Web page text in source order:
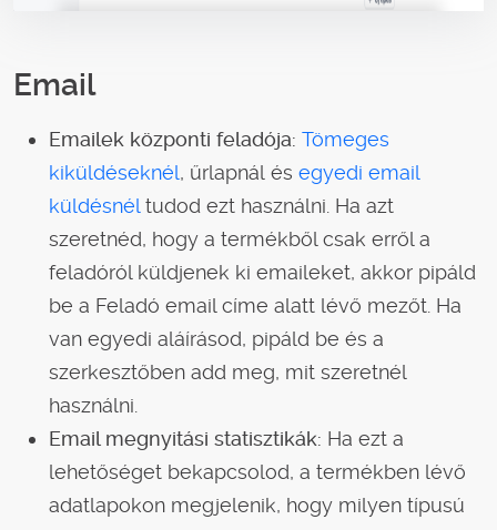
Email
Emailek központi feladója: Tömeges
kiküldéseknél, űrlapnál és egyedi email
küldésnél tudod ezt használni. Ha azt
szeretnéd, hogy a termékből csak erről a
feladóról küldjenek ki emaileket, akkor pipáld
be a Feladó email címe alatt lévő mezőt. Ha
van egyedi aláírásod, pipáld be és a
szerkesztőben add meg, mit szeretnél
használni.
Email megnyitási statisztikák: Ha ezt a
lehetőséget bekapcsolod, a termékben lévő
adatlapokon megjelenik, hogy milyen típusú